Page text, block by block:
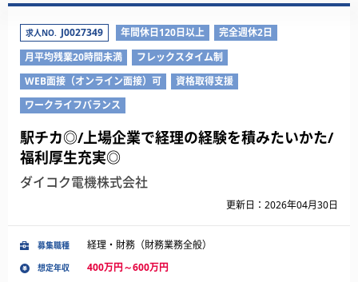
求人NO. J0027349 年間休日120日以上
完全週休2日
月平均残業20時間未満
フレックスタイム制
WEB面接（オンライン面接）可
資格取得支援
ワークライフバランス
駅チカ◎/上場企業で経理の経験を積みたいかた/
福利厚生充実◎
ダイコク電機株式会社
更新日：2026年04月30日
募集職種 経理・財務（財務業務全般）
想定年収 400万円～600万円